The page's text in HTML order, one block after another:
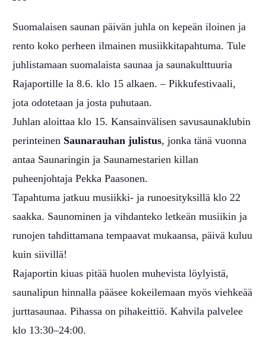
Suomalaisen saunan päivän juhla on kepeän iloinen ja
rento koko perheen ilmainen musiikkitapahtuma. Tule
juhlistamaan suomalaista saunaa ja saunakulttuuria
Rajaportille la 8.6. klo 15 alkaen. – Pikkufestivaali,
jota odotetaan ja josta puhutaan.
Juhlan aloittaa klo 15. Kansainvälisen savusaunaklubin
perinteinen Saunarauhan julistus, jonka tänä vuonna
antaa Saunaringin ja Saunamestarien killan
puheenjohtaja Pekka Paasonen.
Tapahtuma jatkuu musiikki- ja runoesityksillä klo 22
saakka. Saunominen ja vihdanteko letkeän musiikin ja
runojen tahdittamana tempaavat mukaansa, päivä kuluu
kuin siivillä!
Rajaportin kiuas pitää huolen muhevista löylyistä,
saunalipun hinnalla pääsee kokeilemaan myös viehkeää
jurttasaunaa. Pihassa on pihakeittiö. Kahvila palvelee
klo 13:30–24:00.